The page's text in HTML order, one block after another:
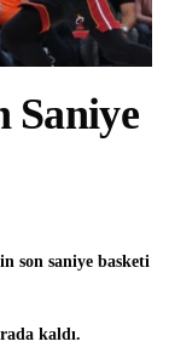
Saniye
son saniye basketi
kaldı.